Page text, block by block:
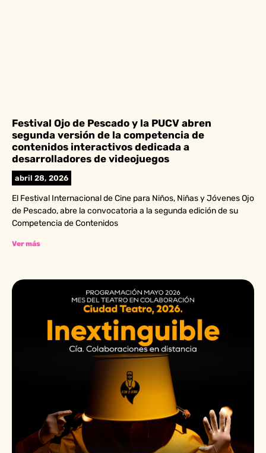
Festival Ojo de Pescado y la PUCV abren
segunda versión de la competencia de
contenidos interactivos dedicada a
desarrolladores de videojuegos
abril 28, 2026
El Festival Internacional de Cine para Niños, Niñas y Jóvenes Ojo
de Pescado, abre la convocatoria a la segunda edición de su
Competencia de Contenidos
Ver más